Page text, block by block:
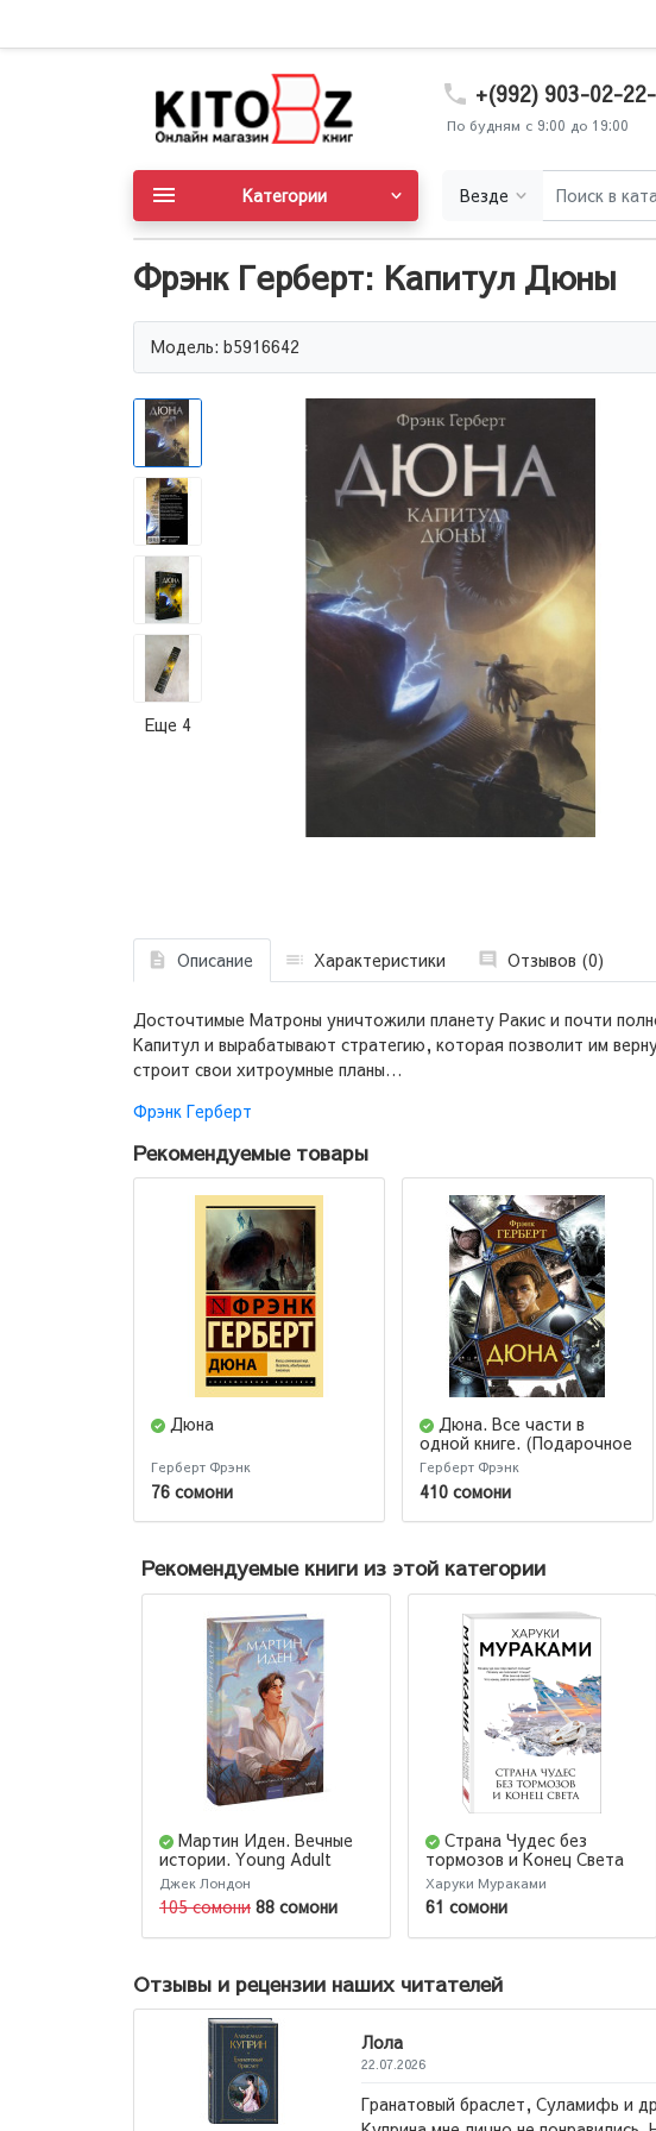
+(992) 903-02-
По будням с 9:00 до 19:00
Везде
Категории
Фрэнк Герберт: Капитул Дюны
Модель: b5916642
Еще 4
Описание Характеристики Отзывов (0)
Досточтимые Матроны уничтожили планету Ракис и почти
Капитул и вырабатывают стратегию, которая позволит им
строит свои хитроумные планы…
Фрэнк Герберт
Рекомендуемые товары
Дюна
Герберт Фрэнк
76 сомони
Дюна. Все части в
одной книге. (Подарочное
издание)
Герберт Фрэнк
410 сомони
Рекомендуемые книги из этой категории
Мартин Иден. Вечные
истории. Young Adult
Джек Лондон
105 сомони 88 сомони
Страна Чудес без
тормозов и Конец Света
Харуки Мураками
61 сомони
Отзывы и рецензии наших читателей
Потрясающий роман! Мне